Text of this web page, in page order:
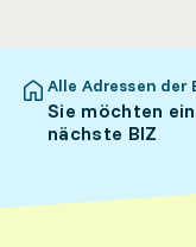
Alle Adressen der
Sie möchten
nächste BIZ